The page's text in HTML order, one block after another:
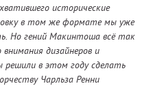
исторические
в том же формате мы уже
Но гений Макинтоша всё так
дизайнеров и
в этом году сделать
Чарльза Ренни